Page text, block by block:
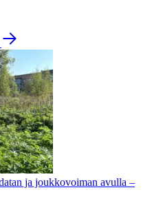
ja joukkovoiman avulla –